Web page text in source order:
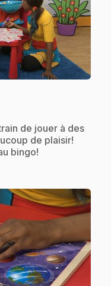
de jouer à des
de plaisir!
bingo!